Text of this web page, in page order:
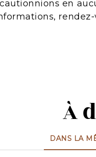
en
À
DANS LA